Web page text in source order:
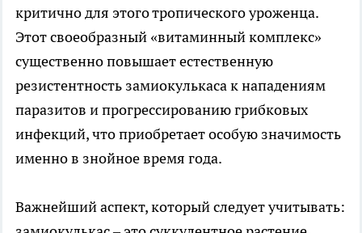
критично для этого тропического уроженца.
Этот своеобразный «витаминный комплекс»
существенно повышает естественную
резистентность замиокулькаса к нападениям
паразитов и прогрессированию грибковых
инфекций, что приобретает особую значимость
именно в знойное время года.
Важнейший аспект, который следует учитывать: